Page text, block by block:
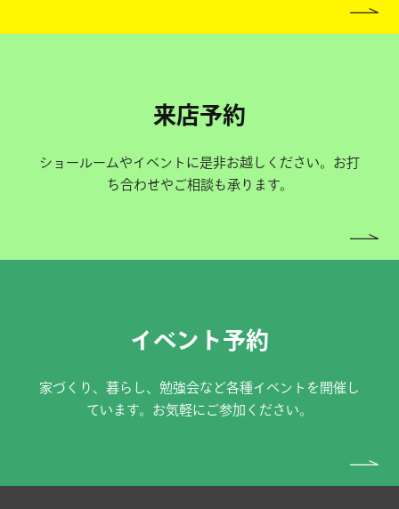
来店予約
ショールームやイベントに是非お越しください。お打
ち合わせやご相談も承ります。
イベント予約
家づくり、暮らし、勉強会など各種イベントを開催し
ています。お気軽にご参加ください。